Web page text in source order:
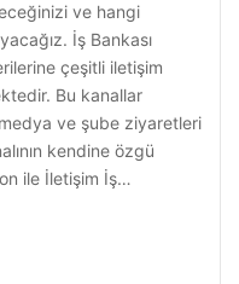
ve hangi
İş Bankası
çeşitli iletişim
Bu kanallar
ve şube ziyaretleri
kendine özgü
ile İletişim İş…